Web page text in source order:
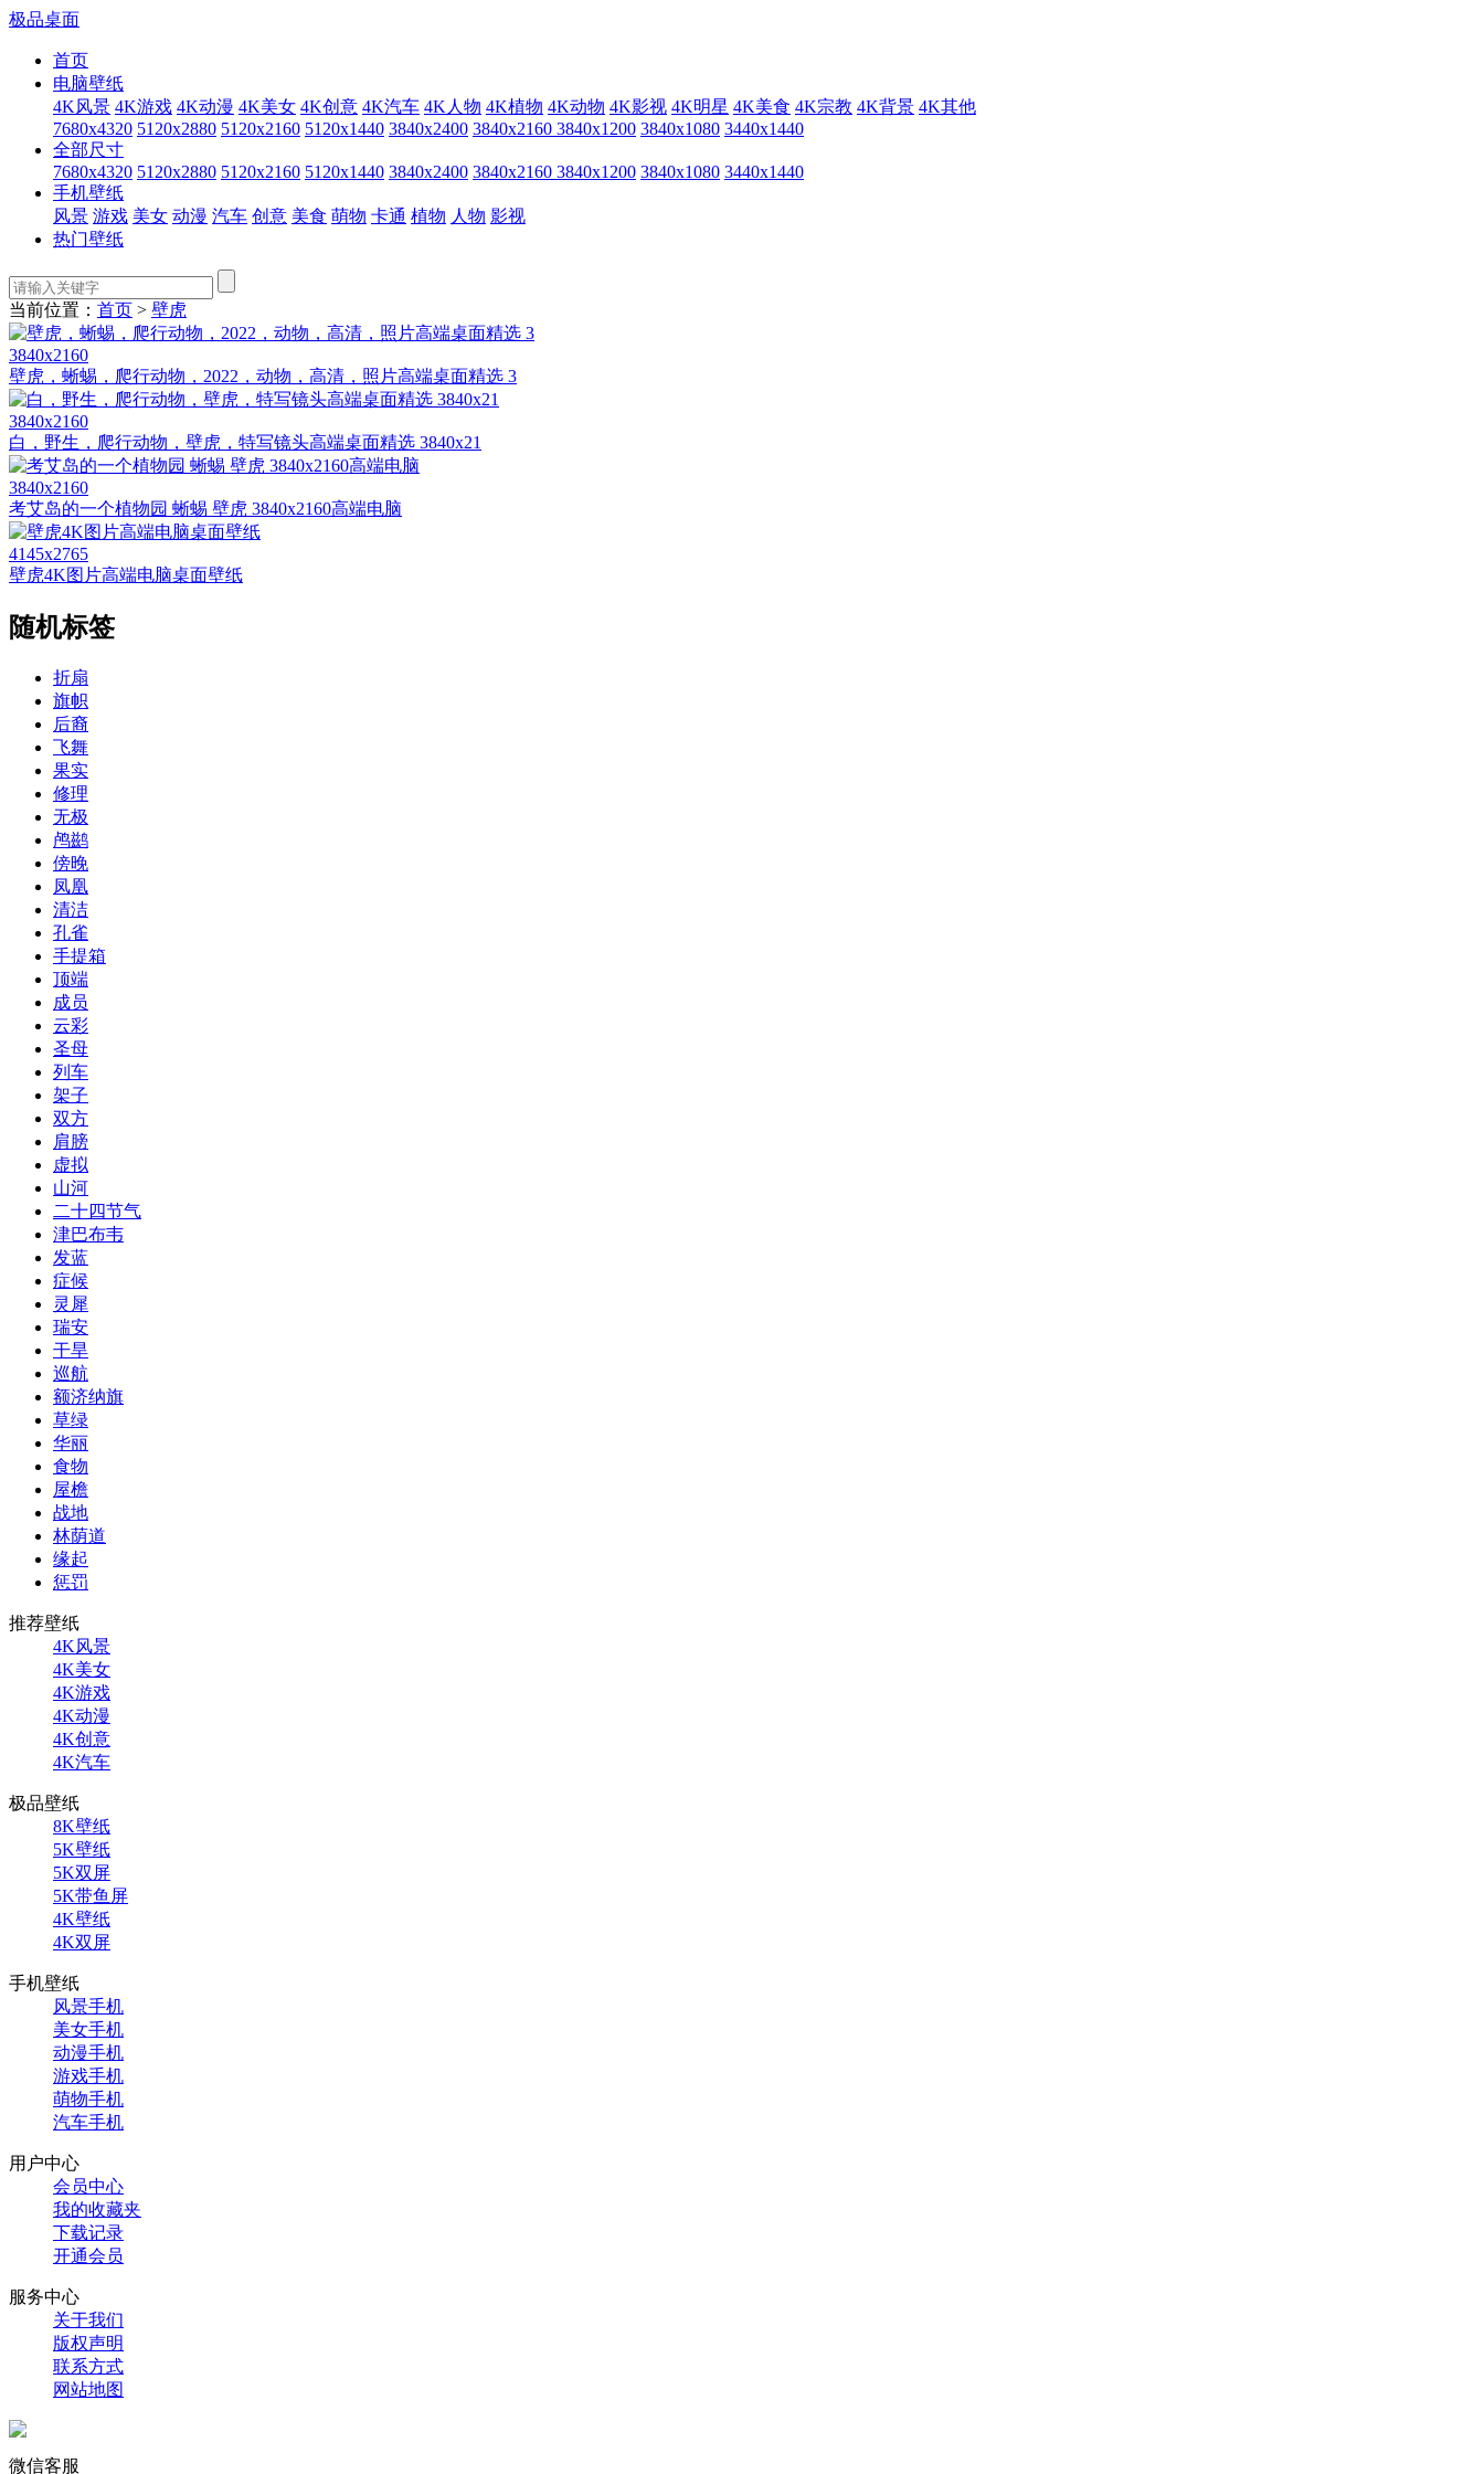
极品桌面
首页
电脑壁纸
4K风景 4K游戏 4K动漫 4K美女 4K创意 4K汽车 4K人物 4K植物 4K动物 4K影视 4K明星 4K美食 4K宗教 4K背景 4K其他
7680x4320 5120x2880 5120x2160 5120x1440 3840x2400 3840x2160 3840x1200 3840x1080 3440x1440
全部尺寸
7680x4320 5120x2880 5120x2160 5120x1440 3840x2400 3840x2160 3840x1200 3840x1080 3440x1440
手机壁纸
风景 游戏 美女 动漫 汽车 创意 美食 萌物 卡通 植物 人物 影视
热门壁纸
当前位置： 首页 > 壁虎
3840x2160
壁虎，蜥蜴，爬行动物，2022，动物，高清，照片高端桌面精选 3
3840x2160
白，野生，爬行动物，壁虎，特写镜头高端桌面精选 3840x21
3840x2160
考艾岛的一个植物园 蜥蜴 壁虎 3840x2160高端电脑
4145x2765
壁虎4K图片高端电脑桌面壁纸
随机标签
折扇
旗帜
后裔
飞舞
果实
修理
无极
鸬鹚
傍晚
凤凰
清洁
孔雀
手提箱
顶端
成员
云彩
圣母
列车
架子
双方
肩膀
虚拟
山河
二十四节气
津巴布韦
发蓝
症候
灵犀
瑞安
干旱
巡航
额济纳旗
草绿
华丽
食物
屋檐
战地
林荫道
缘起
惩罚
推荐壁纸
4K风景
4K美女
4K游戏
4K动漫
4K创意
4K汽车
极品壁纸
8K壁纸
5K壁纸
5K双屏
5K带鱼屏
4K壁纸
4K双屏
手机壁纸
风景手机
美女手机
动漫手机
游戏手机
萌物手机
汽车手机
用户中心
会员中心
我的收藏夹
下载记录
开通会员
服务中心
关于我们
版权声明
联系方式
网站地图
微信客服